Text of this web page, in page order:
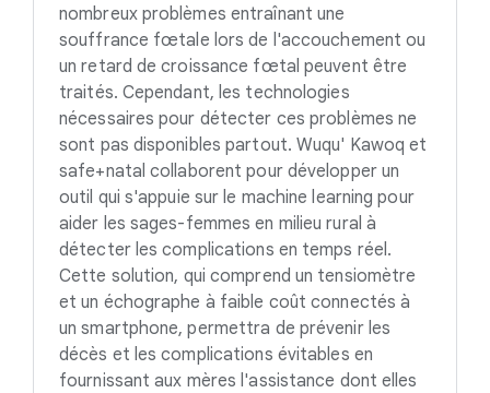
nombreux problèmes entraînant une
souffrance fœtale lors de l'accouchement ou
un retard de croissance fœtal peuvent être
traités. Cependant, les technologies
nécessaires pour détecter ces problèmes ne
sont pas disponibles partout. Wuqu' Kawoq et
safe+natal collaborent pour développer un
outil qui s'appuie sur le machine learning pour
aider les sages-femmes en milieu rural à
détecter les complications en temps réel.
Cette solution, qui comprend un tensiomètre
et un échographe à faible coût connectés à
un smartphone, permettra de prévenir les
décès et les complications évitables en
fournissant aux mères l'assistance dont elles